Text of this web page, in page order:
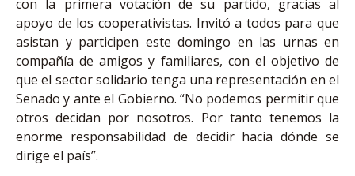
con la primera votación de su partido, gracias al
apoyo de los cooperativistas. Invitó a todos para que
asistan y participen este domingo en las urnas en
compañía de amigos y familiares, con el objetivo de
que el sector solidario tenga una representación en el
Senado y ante el Gobierno. “No podemos permitir que
otros decidan por nosotros. Por tanto tenemos la
enorme responsabilidad de decidir hacia dónde se
dirige el país”.